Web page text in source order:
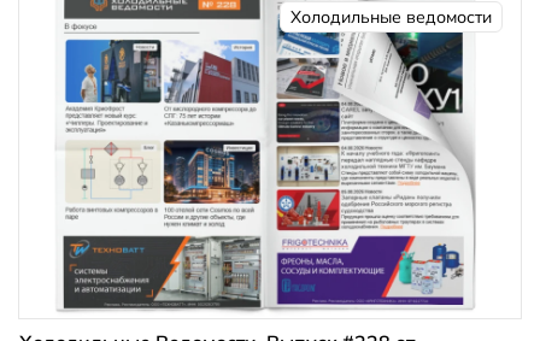
Холодильные ведомости